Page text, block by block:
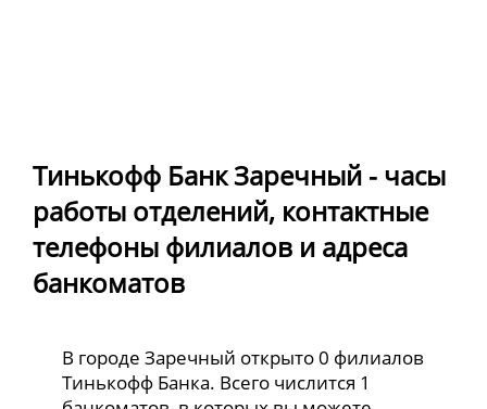
Тинькофф Банк Заречный - часы
работы отделений, контактные
телефоны филиалов и адреса
банкоматов
В городе Заречный открыто 0 филиалов
Тинькофф Банка. Всего числится 1